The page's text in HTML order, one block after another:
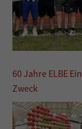
60 Jahre ELBE
Zweck